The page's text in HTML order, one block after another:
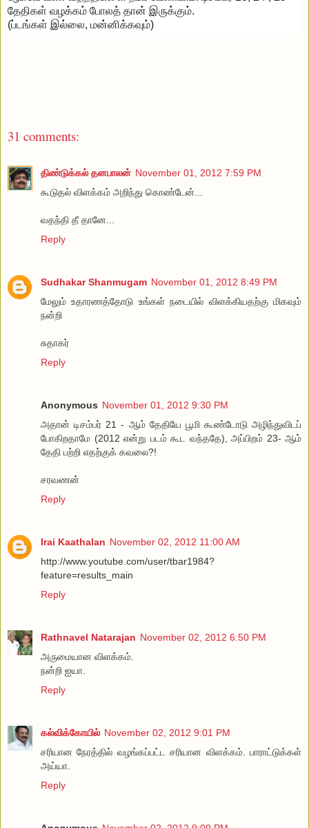
தேதிகள் வழக்கம் போலத் தான் இருக்கும்.
(ப்டங்கள் இல்லை, மன்னிக்கவும்)
31 comments:
திண்டுக்கல் தனபாலன் November 01, 2012 7:59 PM
கூடுதல் விளக்கம் அறிந்து கொண்டேன்...
வதந்தி தீ தானே...
Reply
Sudhakar Shanmugam November 01, 2012 8:49 PM
மேலும் உதாரணத்தோடு உங்கள் நடையில் விளக்கியதற்கு மிகவும்
நன்றி
சுதாகர்
Reply
Anonymous November 01, 2012 9:30 PM
அதான் டிசம்பர் 21 - ஆம் தேதியே பூமி கூண்டோடு அழிந்துவிடப்
போகிறதாமே (2012 என்று படம் கூட வந்ததே), அப்பிறம் 23- ஆம்
தேதி பற்றி எதற்குக் கவலை?!
சரவணன்
Reply
Irai Kaathalan November 02, 2012 11:00 AM
http://www.youtube.com/user/tbar1984?
feature=results_main
Reply
Rathnavel Natarajan November 02, 2012 6:50 PM
அருமையான விளக்கம்.
நன்றி ஐயா.
Reply
கல்விக்கோயில் November 02, 2012 9:01 PM
சரியான நேரத்தில் வழங்கப்பட்ட சரியான விளக்கம். பாராட்டுக்கள்
அய்யா.
Reply